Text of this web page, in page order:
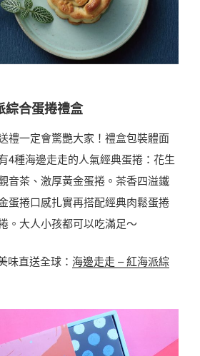
綜合蛋捲禮盒
禮一定會驚艷大家！禮盒包裝體面
4種海邊走走的人氣經典蛋捲：花生
音茶、激厚黃金蛋捲。茶香四溢鐵
蛋捲口感扎實再搭配經典肉鬆蛋捲
。大人小孩都可以吃滿足～
味直送全球： 海邊走走 – 紅海派綜